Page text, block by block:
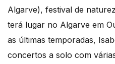
Algarve), festival de
terá lugar no Algarve em
as últimas temporadas,
concertos a solo com